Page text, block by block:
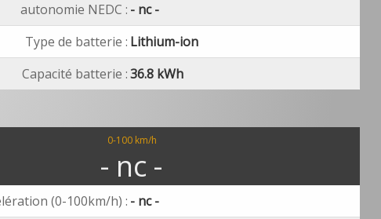
autonomie NEDC : - nc -
Type de batterie : Lithium-ion
Capacité batterie :36.8 kWh
0-100 km/h
- nc -
(0-100km/h) : - nc -